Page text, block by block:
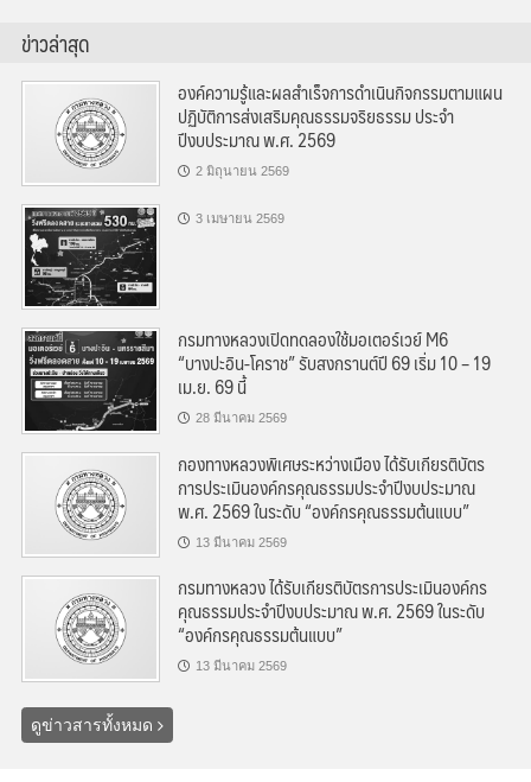
ข่าวล่าสุด
องค์ความรู้และผลสำเร็จการดำเนินกิจกรรมตามแผน
ปฏิบัติการส่งเสริมคุณธรรมจริยธรรม ประจำ
ปีงบประมาณ พ.ศ. 2569
2 มิถุนายน 2569
3 เมษายน 2569
กรมทางหลวงเปิดทดลองใช้มอเตอร์เวย์ M6
“บางปะอิน-โคราช” รับสงกรานต์ปี 69 เริ่ม 10 – 19
เม.ย. 69 นี้
28 มีนาคม 2569
กองทางหลวงพิเศษระหว่างเมือง ได้รับเกียรติบัตร
การประเมินองค์กรคุณธรรมประจำปีงบประมาณ
พ.ศ. 2569 ในระดับ “องค์กรคุณธรรมต้นแบบ”
13 มีนาคม 2569
กรมทางหลวง ได้รับเกียรติบัตรการประเมินองค์กร
คุณธรรมประจำปีงบประมาณ พ.ศ. 2569 ในระดับ
“องค์กรคุณธรรมต้นแบบ”
13 มีนาคม 2569
ดูข่าวสารทั้งหมด